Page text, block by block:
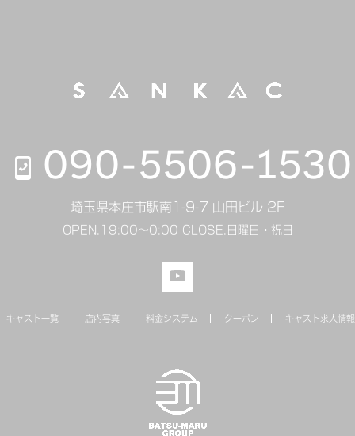
090-5506-1530
埼玉県本庄市駅南1-9-7 山田ビル 2F
OPEN. 19:00～0:00 CLOSE. 日曜日・祝日
キャスト一覧 店内写真 料金システム クーポン キャスト求人情報